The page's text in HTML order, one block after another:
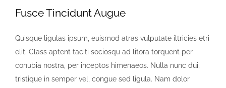
Fusce Tincidunt Augue
Quisque ligulas ipsum, euismod atras vulputate iltricies etri
elit. Class aptent taciti sociosqu ad litora torquent per
conubia nostra, per inceptos himenaeos. Nulla nunc dui,
tristique in semper vel, congue sed ligula. Nam dolor